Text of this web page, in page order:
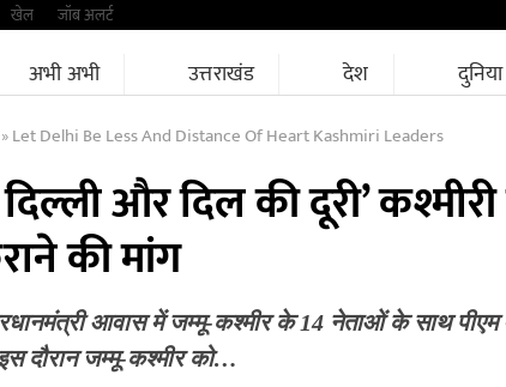
खेल जॉब अलर्ट
अभी अभी उत्तराखंड देश दुनिया
Let Delhi Be Less And Distance Of Heart Kashmiri Leaders
और दिल की दूरी’
की मांग
आवास में जम्मू-कश्मीर के 14 नेताओं के साथ पीएम
दौरान जम्मू-कश्मीर को…